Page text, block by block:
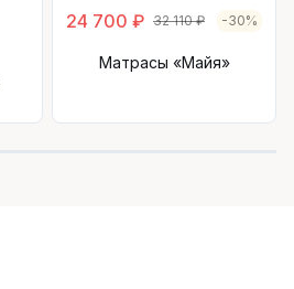
24 700 ₽ 32 110 ₽ -30%
Матрасы «Майя»